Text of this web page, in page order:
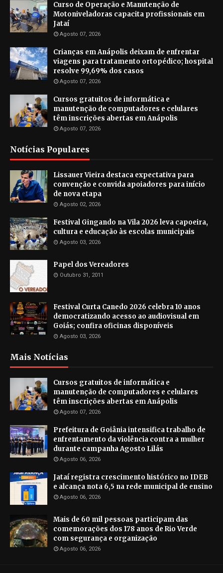
Curso de Operação e Manutenção de
Motoniveladoras capacita profissionais em
Jataí
Agosto 07, 2026
Crianças em Anápolis deixam de enfrentar
viagens para tratamento ortopédico; hospital
resolve 99,69% dos casos
Agosto 07, 2026
Cursos gratuitos de informática e
manutenção de computadores e celulares
têm inscrições abertas em Anápolis
Agosto 07, 2026
Notícias Populares
Lissauer Vieira destaca expectativa para
convenção e convida apoiadores para início
de nova etapa
Agosto 02, 2026
Festival Gingando na Vila 2026 leva capoeira,
cultura e educação às escolas municipais
Agosto 03, 2026
Papel dos Vereadores
Outubro 31, 2011
Festival Curta Canedo 2026 celebra 10 anos
democratizando acesso ao audiovisual em
Goiás; confira oficinas disponíveis
Agosto 03, 2026
Mais Notícias
Cursos gratuitos de informática e
manutenção de computadores e celulares
têm inscrições abertas em Anápolis
Agosto 07, 2026
Prefeitura de Goiânia intensifica trabalho de
enfrentamento da violência contra a mulher
durante campanha Agosto Lilás
Agosto 06, 2026
Jataí registra crescimento histórico no IDEB
e alcança nota 6,5 na rede municipal de ensino
Agosto 06, 2026
Mais de 60 mil pessoas participam das
comemorações dos 178 anos de Rio Verde
com segurança e organização
Agosto 06, 2026